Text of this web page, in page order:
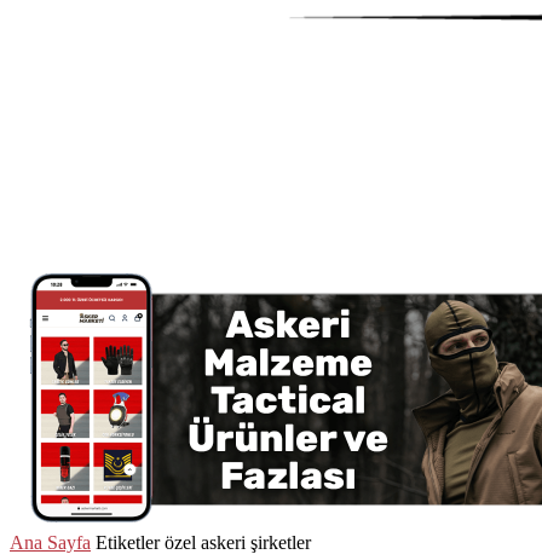
Ana Sayfa Etiketler özel askeri şirketler